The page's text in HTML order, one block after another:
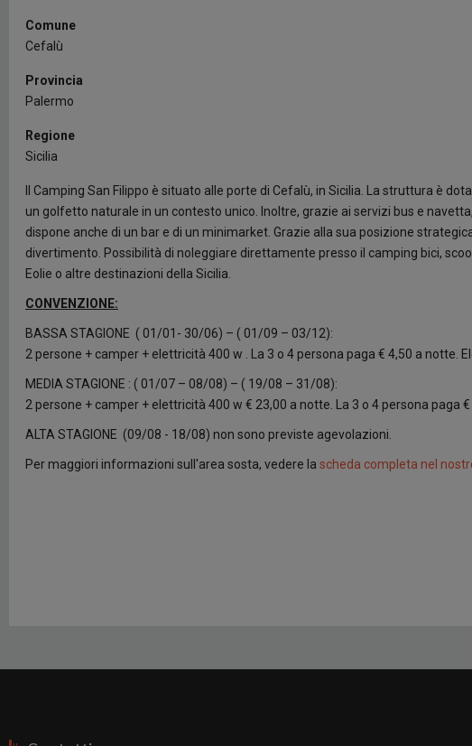
Comune
Cefalù
Provincia
Palermo
Regione
Sicilia
Il Camping San Filippo è situato alle porte di Cefalù, in Sicilia. La struttura è
un golfetto naturale in un contesto unico. Inoltre, grazie ai servizi bus e
dispone anche di un bar e di un minimarket. Grazie alla sua posizione
divertimento. Possibilità di noleggiare direttamente presso il camping bici,
Eolie o altre destinazioni della Sicilia.
CONVENZIONE:
BASSA STAGIONE ( 01/01- 30/06) – ( 01/09 – 03/12):
2 persone + camper + elettricità 400 w . La 3 o 4 persona paga € 4,50 a notte.
MEDIA STAGIONE : ( 01/07 – 08/08) – ( 19/08 – 31/08):
2 persone + camper + elettricità 400 w € 23,00 a notte. La 3 o 4 persona paga
ALTA STAGIONE (09/08 - 18/08) non sono previste agevolazioni.
Per maggiori informazioni sull'area sosta, vedere la scheda completa nel